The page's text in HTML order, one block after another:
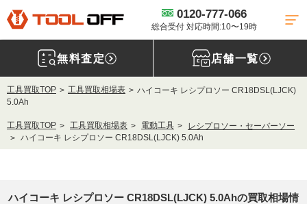
0120-777-066
総合受付 対応時間:10〜19時
無料査定 店舗一覧
工具買取TOP 工具買取相場表
ハイコーキ レシプロソー CR18DSL(LJCK)
5.0Ah
工具買取TOP 工具買取相場表 電動工具
レシプロソー・セーバーソー
ハイコーキ レシプロソー CR18DSL(LJCK) 5.0Ah
ハイコーキ レシプロソー CR18DSL(LJCK) 5.0Ahの買取相場情